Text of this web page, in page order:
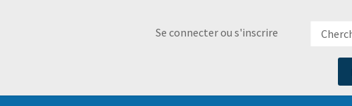
Se connecter ou s'inscrire
Chercher